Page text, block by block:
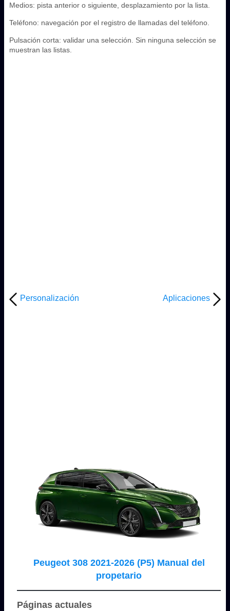
Medios: pista anterior o siguiente, desplazamiento por la lista.
Teléfono: navegación por el registro de llamadas del teléfono.
Pulsación corta: validar una selección. Sin ninguna selección se
muestran las listas.
Personalización Aplicaciones
Peugeot 308 2021-2026 (P5) Manual del
propetario
Páginas actuales